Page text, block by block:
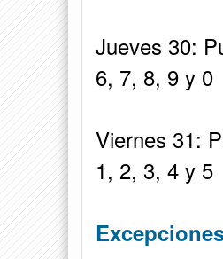
Jueves 30:
6, 7, 8, 9 y 0
Viernes 31:
1, 2, 3, 4 y 5